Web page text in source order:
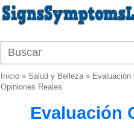
Inicio» Salud y Belleza»
Opiniones Reales
Evaluación